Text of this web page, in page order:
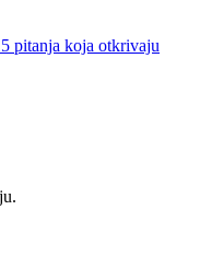
pitanja koja otkrivaju